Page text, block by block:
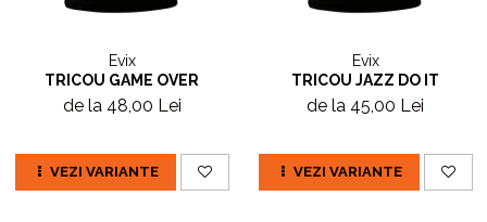
Evix
TRICOU GAME OVER
de la 48,00 Lei
VEZI VARIANTE
Evix
TRICOU JAZZ DO IT
de la 45,00 Lei
VEZI VARIANTE